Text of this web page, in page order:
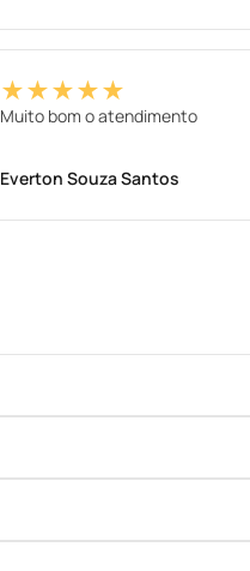
★★★★★
Muito bom o atendimento
Everton Souza Santos